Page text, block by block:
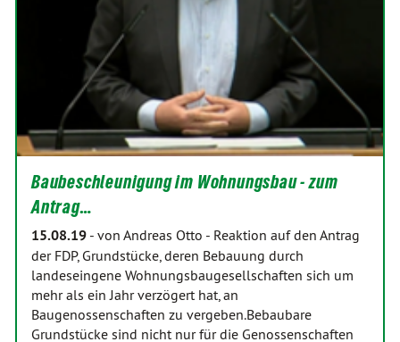
Baubeschleunigung im Wohnungsbau - zum
Antrag…
15.08.19 - von Andreas Otto - Reaktion auf den Antrag
der FDP, Grundstücke, deren Bebauung durch
landeseingene Wohnungsbaugesellschaften sich um
mehr als ein Jahr verzögert hat, an
Baugenossenschaften zu vergeben.Bebaubare
Grundstücke sind nicht nur für die Genossenschaften